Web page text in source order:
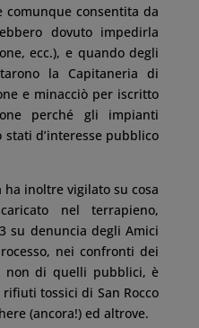
comunque consentita da
dovuto impedirla
ecc.), e quando degli
la Capitaneria di
e minacciò per iscritto
perché gli impianti
d’interesse pubblico
inoltre vigilato su cosa
nel terrapieno,
su denuncia degli Amici
nei confronti dei
non di quelli pubblici, è
tossici di San Rocco
(ancora!) ed altrove.